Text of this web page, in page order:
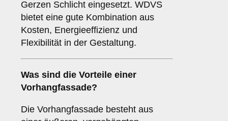
Gerzen Schlicht eingesetzt. WDVS
bietet eine gute Kombination aus
Kosten, Energieeffizienz und
Flexibilität in der Gestaltung.
Was sind die Vorteile einer
Vorhangfassade?
Die Vorhangfassade besteht aus